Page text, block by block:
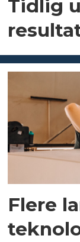
Tidlig
Flere